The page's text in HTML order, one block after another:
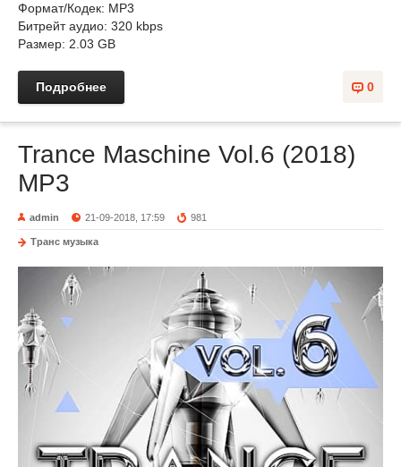
Формат/Кодек: MP3
Битрейт аудио: 320 kbps
Размер: 2.03 GB
0
Подробнее
Trance Maschine Vol.6 (2018)
MP3
admin 21-09-2018, 17:59 981
Транс музыка